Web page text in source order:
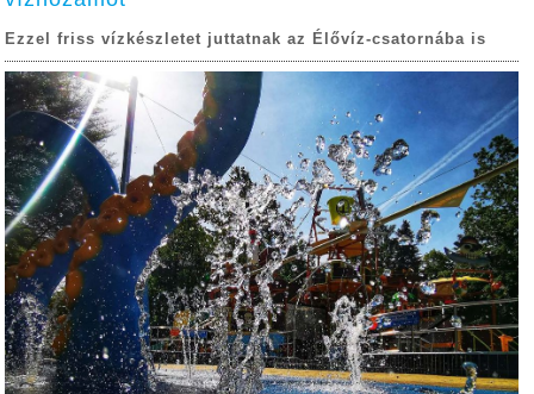
Ezzel friss vízkészletet juttatnak az Élővíz-csatornába is